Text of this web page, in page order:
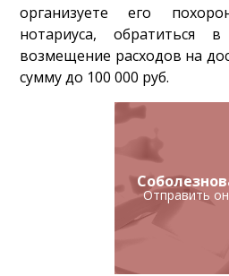
организуете его
нотариуса, обратиться
возмещение расходов на
сумму до 100 000 руб.
Отправить